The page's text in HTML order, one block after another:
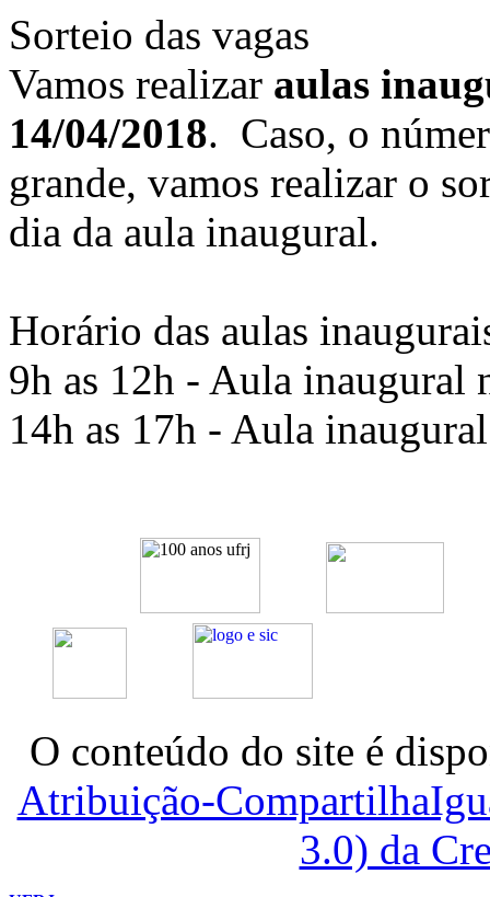
Sorteio das vagas
Vamos realizar aulas
14/04/2018. Caso, o
grande, vamos realizar o
dia da aula inaugural.
Horário das aulas
9h as 12h - Aula inaugural
14h as 17h - Aula
O conteúdo do site é
Atribuição-
3.0) da